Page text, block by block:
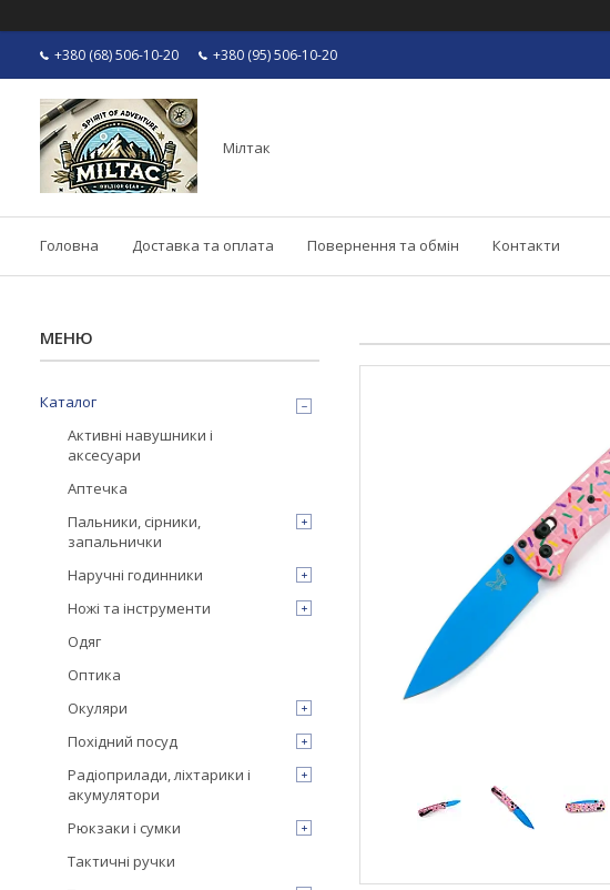
+380 (68) 506-10-20 +380 (95) 506-10-20
Мілтак
Головна Доставка та оплата Повернення та обмін Контакти
Каталог
Активні навушники і
аксесуари
Аптечка
Пальники, сірники,
запальнички
Наручні годинники
Ножі та інструменти
Одяг
Оптика
Окуляри
Похідний посуд
Радіоприлади, ліхтарики і
акумулятори
Рюкзаки і сумки
Тактичні ручки